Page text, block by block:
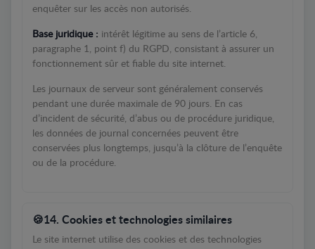
enquêter sur les accès non autorisés.
Base juridique : intérêt légitime au sens de l’article 6,
paragraphe 1, point f) du RGPD, consistant à assurer un
fonctionnement sûr et fiable du site internet.
Les journaux de serveur sont généralement conservés
pendant une durée maximale de 90 jours. En cas
d’incident de sécurité, d’abus ou de procédure juridique,
les données de journal concernées peuvent être
conservées plus longtemps, jusqu’à la clôture de l’enquête
ou de la procédure.
14. Cookies et technologies similaires
Le site internet utilise des cookies et des technologies